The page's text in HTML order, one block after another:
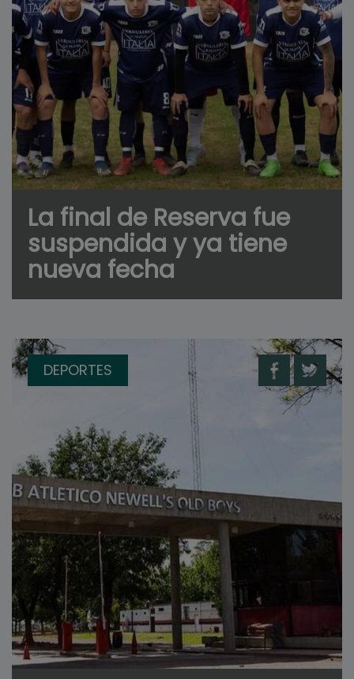
La final de Reserva fue
suspendida y ya tiene
nueva fecha
DEPORTES